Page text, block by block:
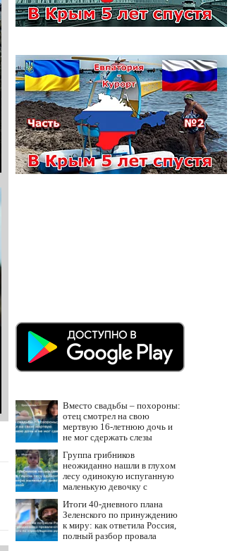
Вместо свадьбы – похороны:
отец смотрел на свою
мертвую 16-летнюю дочь и
не мог сдержать слезы
Группа грибников
неожиданно нашли в глухом
лесу одинокую испуганную
маленькую девочку с
Итоги 40-дневного плана
Зеленского по принуждению
к миру: как ответила Россия,
полный разбор провала